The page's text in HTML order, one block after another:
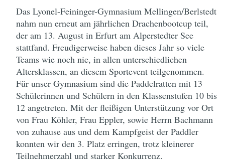
Das Lyonel-Feininger-Gymnasium Mellingen/Berlstedt
nahm nun erneut am jährlichen Drachenbootcup teil,
der am 13. August in Erfurt am Alperstedter See
stattfand. Freudigerweise haben dieses Jahr so viele
Teams wie noch nie, in allen unterschiedlichen
Altersklassen, an diesem Sportevent teilgenommen.
Für unser Gymnasium sind die Paddelratten mit 13
Schülerinnen und Schülern in den Klassenstufen 10 bis
12 angetreten. Mit der fleißigen Unterstützung vor Ort
von Frau Köhler, Frau Eppler, sowie Herrn Bachmann
von zuhause aus und dem Kampfgeist der Paddler
konnten wir den 3. Platz erringen, trotz kleinerer
Teilnehmerzahl und starker Konkurrenz.